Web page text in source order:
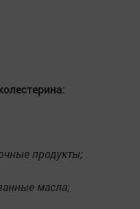
:
продукты;
масла;